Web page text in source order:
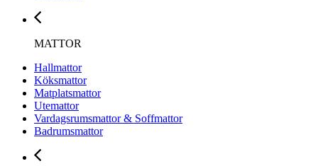
MATTOR
Hallmattor
Köksmattor
Matplatsmattor
Utemattor
Vardagsrumsmattor & Soffmattor
Badrumsmattor